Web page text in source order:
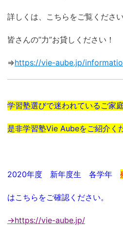
詳しくは、こちらをご覧ください
皆さんの”力”お貸しください！
⇒https://vie-aube.jp/
学習塾選びで迷われているご家
是非学習塾Vie Aubeをご紹介く
2020年度 新年度生 各学年
はこちらをご確認ください。
→https://vie-aube.jp/